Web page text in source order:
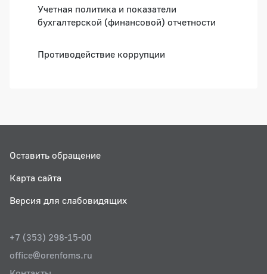
Учетная политика и показатели
бухгалтерской (финансовой) отчетности
Противодействие коррупции
Оставить обращение
Карта сайта
Версия для слабовидящих
+7 (353) 298-15-00
office@orenfoms.ru